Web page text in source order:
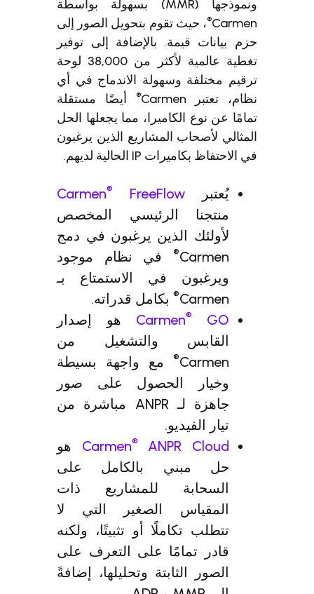
ونموذجها (MMR) بسهولة بواسطة
، حيث تقوم بتحويل الصور إلى
حزم بيانات قيمة. بالإضافة إلى توفير
تغطية عالمية لأكثر من 38,000 لوحة
ترقيم مختلفة وسهولة الاندماج في أي
نظام، تعتبر Carmen
أيضًا مستقلة
تمامًا عن نوع الكاميرا، مما يجعلها الحل
المثالي لأصحاب المشاريع الذين يرغبون
في الاحتفاظ بكاميرات IP الحالية لديهم.
يُعتبر Carmen®FreeFlow
منتجنا الرئيسي المخصص
لأولئك الذين يرغبون في دمج
®في نظام موجود
ويرغبون في الاستمتاع بـ
®بكامل قدراته.
Carmen
®
هو إصدار
القابس والتشغيل من
®مع واجهة بسيطة
وخيار الحصول على صور
جاهزة لـ ANPR مباشرة من
تيار الفيديو.
Carmen
ANPR Cloud
هو
حل مبني بالكامل على
السحابة للمشاريع ذات
المقياس الصغير التي لا
تتطلب تكاملًا أو تثبيتًا، ولكنه
قادر تمامًا على التعرف على
الصور الثابتة وتحليلها، إضافةً